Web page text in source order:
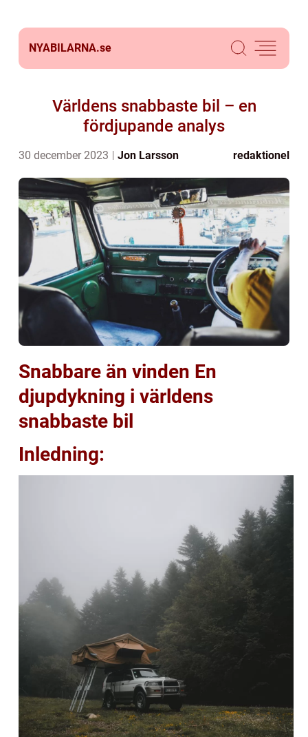
NYABILARNA.se
Världens snabbaste bil – en
fördjupande analys
30 december 2023 Jon Larsson redaktionel
Snabbare än vinden En
djupdykning i världens
snabbaste bil
Inledning: